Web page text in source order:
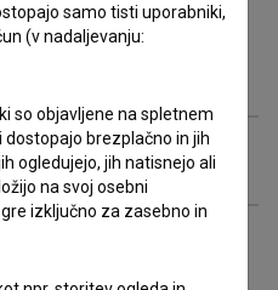
samo tisti uporabniki,
(v nadaljevanju:
so objavljene na spletnem
dostopajo brezplačno in jih
ogledujejo, jih natisnejo ali
na svoj osebni
izključno za zasebno in